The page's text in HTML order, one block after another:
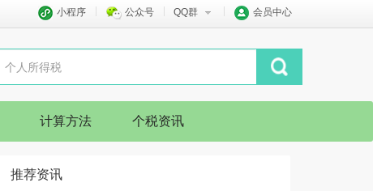
小程序 公众号 QQ群 会员中心
计算方法 个税资讯
推荐资讯